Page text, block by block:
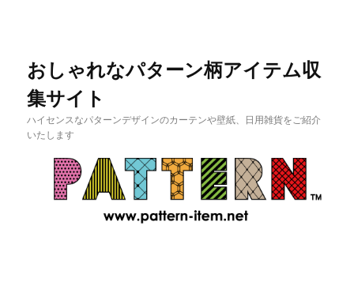
おしゃれなパターン柄アイテム収
集サイト
ハイセンスなパターンデザインのカーテンや壁紙、日用雑貨をご紹介
いたします